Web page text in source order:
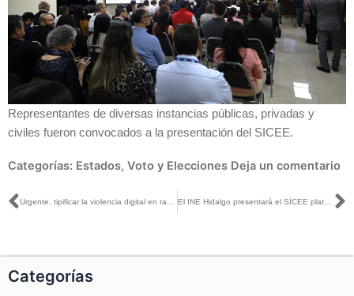
Representantes de diversas instancias públicas, privadas y
civiles fueron convocados a la presentación del SICEE.
Categorías: Estados, Voto y Elecciones Deja un comentario
Ant El INE Hidalgo presentará el SICEE plataforma pública para consultar y analizar resultados electorales
Categorías